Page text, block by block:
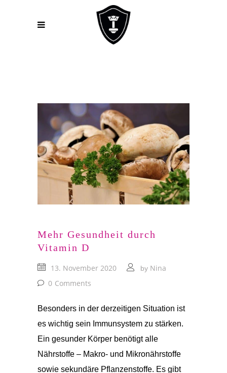
Mehr Gesundheit durch
Vitamin D
13. November 2020 by Nina
0 Comments
Besonders in der derzeitigen Situation ist
es wichtig sein Immunsystem zu stärken.
Ein gesunder Körper benötigt alle
Nährstoffe – Makro- und Mikronährstoffe
sowie sekundäre Pflanzenstoffe. Es gibt